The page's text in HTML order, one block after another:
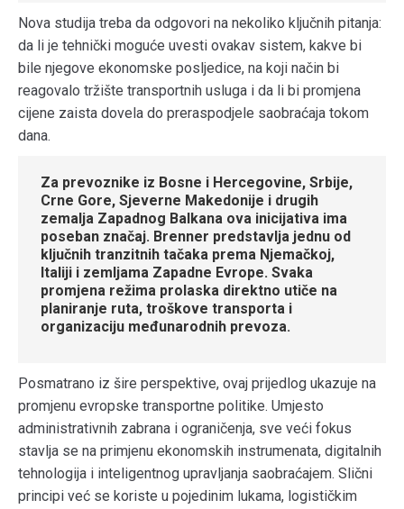
Nova studija treba da odgovori na nekoliko ključnih pitanja:
da li je tehnički moguće uvesti ovakav sistem, kakve bi
bile njegove ekonomske posljedice, na koji način bi
reagovalo tržište transportnih usluga i da li bi promjena
cijene zaista dovela do preraspodjele saobraćaja tokom
dana.
Za prevoznike iz Bosne i Hercegovine, Srbije,
Crne Gore, Sjeverne Makedonije i drugih
zemalja Zapadnog Balkana ova inicijativa ima
poseban značaj. Brenner predstavlja jednu od
ključnih tranzitnih tačaka prema Njemačkoj,
Italiji i zemljama Zapadne Evrope. Svaka
promjena režima prolaska direktno utiče na
planiranje ruta, troškove transporta i
organizaciju međunarodnih prevoza.
Posmatrano iz šire perspektive, ovaj prijedlog ukazuje na
promjenu evropske transportne politike. Umjesto
administrativnih zabrana i ograničenja, sve veći fokus
stavlja se na primjenu ekonomskih instrumenata, digitalnih
tehnologija i inteligentnog upravljanja saobraćajem. Slični
principi već se koriste u pojedinim lukama, logističkim